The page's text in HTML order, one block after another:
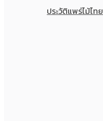
ประวัติแพร่ไม้ไทย